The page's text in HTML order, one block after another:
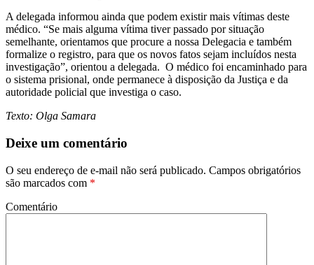
A delegada informou ainda que podem existir mais vítimas deste
médico. “Se mais alguma vítima tiver passado por situação
semelhante, orientamos que procure a nossa Delegacia e também
formalize o registro, para que os novos fatos sejam incluídos nesta
investigação”, orientou a delegada. O médico foi encaminhado para
o sistema prisional, onde permanece à disposição da Justiça e da
autoridade policial que investiga o caso.
Texto: Olga Samara
Deixe um comentário
O seu endereço de e-mail não será publicado. Campos obrigatórios
são marcados com *
Comentário